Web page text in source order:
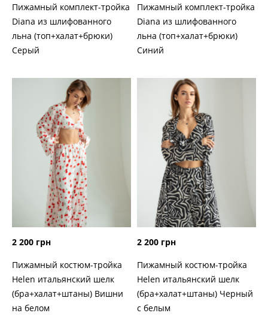
Пижамный комплект-тройка
Diana из шлифованного
льна (топ+халат+брюки)
Серый
Пижамный комплект-тройка
Diana из шлифованного
льна (топ+халат+брюки)
Синий
2 200 грн
Пижамный костюм-тройка
Helen итальянский шелк
(бра+халат+штаны) Вишни
на белом
2 200 грн
Пижамный костюм-тройка
Helen итальянский шелк
(бра+халат+штаны) Черный
с белым